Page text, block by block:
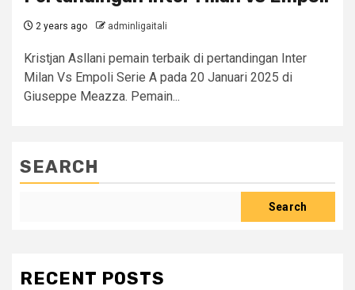
2 years ago adminligaitali
Kristjan Asllani pemain terbaik di pertandingan Inter
Milan Vs Empoli Serie A pada 20 Januari 2025 di
Giuseppe Meazza. Pemain...
SEARCH
Search
RECENT POSTS